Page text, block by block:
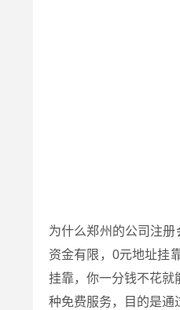
为什么郑州的公司注
资金有限，0元地址挂
挂靠，你一分钱不花就
种免费服务，目的是通